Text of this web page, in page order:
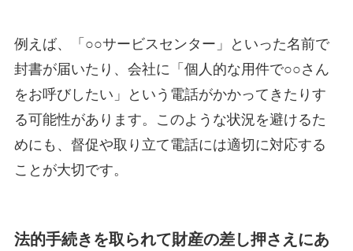
例えば、「○○サービスセンター」といった名前で
封書が届いたり、会社に「個人的な用件で○○さん
をお呼びしたい」という電話がかかってきたりす
る可能性があります。このような状況を避けるた
めにも、督促や取り立て電話には適切に対応する
ことが大切です。
法的手続きを取られて財産の差し押さえにあ